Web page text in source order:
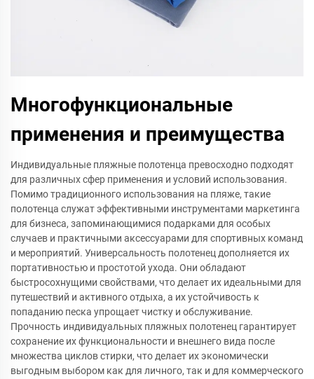
Многофункциональные
применения и преимущества
Индивидуальные пляжные полотенца превосходно подходят
для различных сфер применения и условий использования.
Помимо традиционного использования на пляже, такие
полотенца служат эффективными инструментами маркетинга
для бизнеса, запоминающимися подарками для особых
случаев и практичными аксессуарами для спортивных команд
и мероприятий. Универсальность полотенец дополняется их
портативностью и простотой ухода. Они обладают
быстросохнущими свойствами, что делает их идеальными для
путешествий и активного отдыха, а их устойчивость к
попаданию песка упрощает чистку и обслуживание.
Прочность индивидуальных пляжных полотенец гарантирует
сохранение их функциональности и внешнего вида после
множества циклов стирки, что делает их экономически
выгодным выбором как для личного, так и для коммерческого